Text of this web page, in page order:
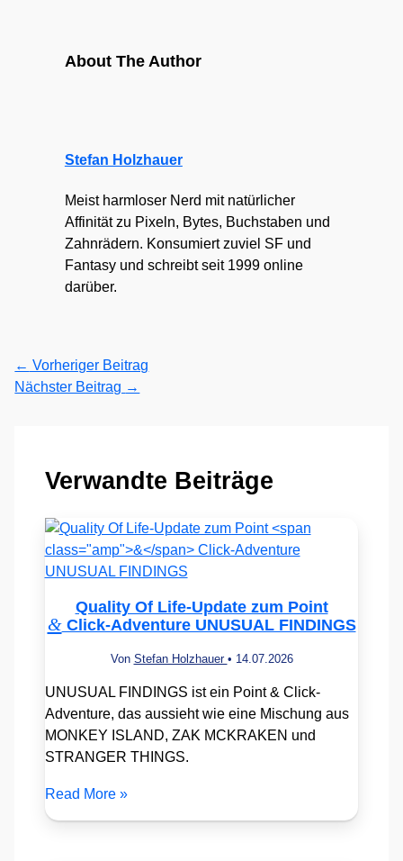
About The Author
Stefan Holzhauer
Meist harmloser Nerd mit natürlicher
Affinität zu Pixeln, Bytes, Buchstaben und
Zahnrädern. Konsumiert zuviel SF und
Fantasy und schreibt seit 1999 online
darüber.
← Vorheriger Beitrag
Nächster Beitrag →
Verwandte Beiträge
Quality Of Life-Update zum Point
&Click-Adventure UNUSUAL FINDINGS
Von Stefan Holzhauer • 14.07.2026
UNUSUAL FINDINGS ist ein Point & Click-
Adventure, das aussieht wie eine Mischung aus
MONKEY ISLAND, ZAK MCKRAKEN und
STRANGER THINGS.
Read More »